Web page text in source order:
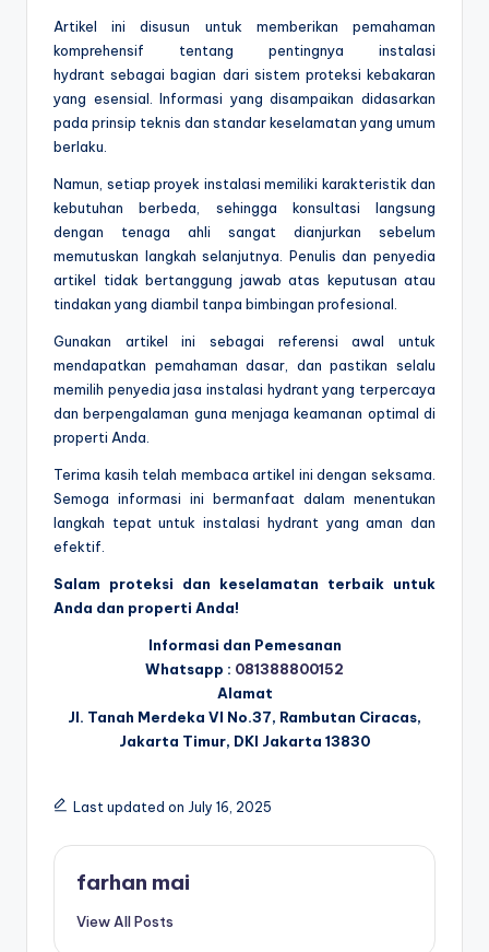
Artikel ini disusun untuk memberikan pemahaman
komprehensif tentang pentingnya instalasi
hydrant sebagai bagian dari sistem proteksi kebakaran
yang esensial. Informasi yang disampaikan didasarkan
pada prinsip teknis dan standar keselamatan yang umum
berlaku.
Namun, setiap proyek instalasi memiliki karakteristik dan
kebutuhan berbeda, sehingga konsultasi langsung
dengan tenaga ahli sangat dianjurkan sebelum
memutuskan langkah selanjutnya. Penulis dan penyedia
artikel tidak bertanggung jawab atas keputusan atau
tindakan yang diambil tanpa bimbingan profesional.
Gunakan artikel ini sebagai referensi awal untuk
mendapatkan pemahaman dasar, dan pastikan selalu
memilih penyedia jasa instalasi hydrant yang terpercaya
dan berpengalaman guna menjaga keamanan optimal di
properti Anda.
Terima kasih telah membaca artikel ini dengan seksama.
Semoga informasi ini bermanfaat dalam menentukan
langkah tepat untuk instalasi hydrant yang aman dan
efektif.
Salam proteksi dan keselamatan terbaik untuk
Anda dan properti Anda!
Informasi dan Pemesanan
Whatsapp : 081388800152
Alamat
Jl. Tanah Merdeka VI No.37, Rambutan Ciracas,
Jakarta Timur, DKI Jakarta 13830
Last updated on July 16, 2025
farhan mai
View All Posts